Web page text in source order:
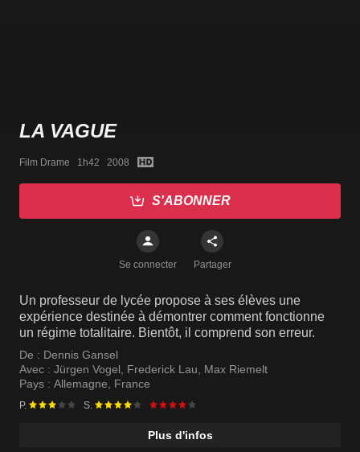
LA VAGUE
Film Drame   1h42   2008
S'ABONNER
Se connecter Partager
Un professeur de lycée propose à ses élèves une
expérience destinée à démontrer comment fonctionne
un régime totalitaire. Bientôt, il comprend son erreur.
De : Dennis Gansel
Avec : Jürgen Vogel Frederick Lau
Max Riemelt
Pays : Allemagne France
P. S.
Plus d'infos